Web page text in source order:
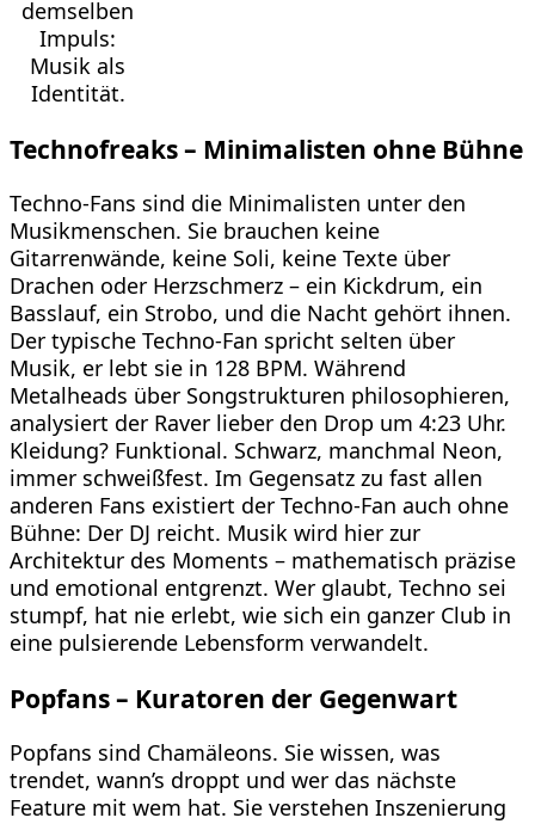
demselben
Impuls:
Musik als
Identität.
Technofreaks – Minimalisten ohne Bühne
Techno-Fans sind die Minimalisten unter den
Musikmenschen. Sie brauchen keine
Gitarrenwände, keine Soli, keine Texte über
Drachen oder Herzschmerz – ein Kickdrum, ein
Basslauf, ein Strobo, und die Nacht gehört ihnen.
Der typische Techno-Fan spricht selten über
Musik, er lebt sie in 128 BPM. Während
Metalheads über Songstrukturen philosophieren,
analysiert der Raver lieber den Drop um 4:23 Uhr.
Kleidung? Funktional. Schwarz, manchmal Neon,
immer schweißfest. Im Gegensatz zu fast allen
anderen Fans existiert der Techno-Fan auch ohne
Bühne: Der DJ reicht. Musik wird hier zur
Architektur des Moments – mathematisch präzise
und emotional entgrenzt. Wer glaubt, Techno sei
stumpf, hat nie erlebt, wie sich ein ganzer Club in
eine pulsierende Lebensform verwandelt.
Popfans – Kuratoren der Gegenwart
Popfans sind Chamäleons. Sie wissen, was
trendet, wann’s droppt und wer das nächste
Feature mit wem hat. Sie verstehen Inszenierung